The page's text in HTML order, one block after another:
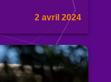
2 avril 2024